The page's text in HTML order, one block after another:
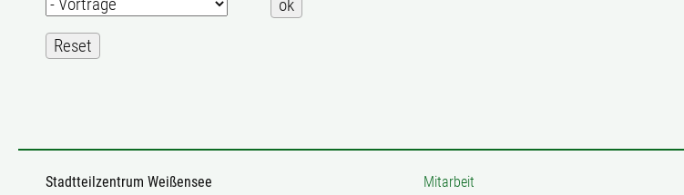
Kategorie
auswählen
zu
filtern
Stadtteilzentrum Weißensee
Mitarbeit